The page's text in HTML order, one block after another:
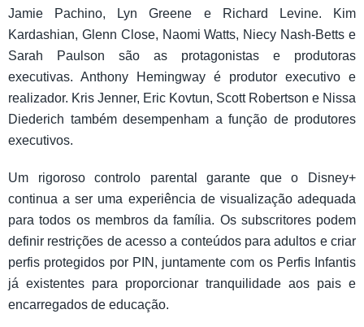
Jamie Pachino, Lyn Greene e Richard Levine. Kim
Kardashian, Glenn Close, Naomi Watts, Niecy Nash-Betts e
Sarah Paulson são as protagonistas e produtoras
executivas. Anthony Hemingway é produtor executivo e
realizador. Kris Jenner, Eric Kovtun, Scott Robertson e Nissa
Diederich também desempenham a função de produtores
executivos.
Um rigoroso controlo parental garante que o Disney+
continua a ser uma experiência de visualização adequada
para todos os membros da família. Os subscritores podem
definir restrições de acesso a conteúdos para adultos e criar
perfis protegidos por PIN, juntamente com os Perfis Infantis
já existentes para proporcionar tranquilidade aos pais e
encarregados de educação.